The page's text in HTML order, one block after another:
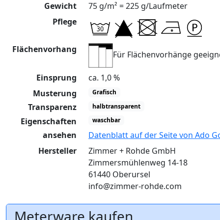
Gewicht
75 g/m² = 225 g/Laufmeter
Pflege
Flächenvorhang
Für Flächenvorhänge
Einsprung
ca. 1,0 %
Musterung
Grafisch
Transparenz halbtransparent
Eigenschaften waschbar
ansehen
Datenblatt auf der Seite von Ado
Hersteller
Zimmer + Rohde GmbH
Zimmersmühlenweg 14-18
61440 Oberursel
info@zimmer-rohde.com
Meterware kaufen